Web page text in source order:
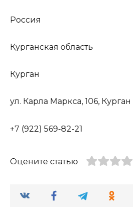
Россия
Курганская область
Курган
ул. Карла Маркса, 106, Курган
+7 (922) 569-82-21
Оцените статью